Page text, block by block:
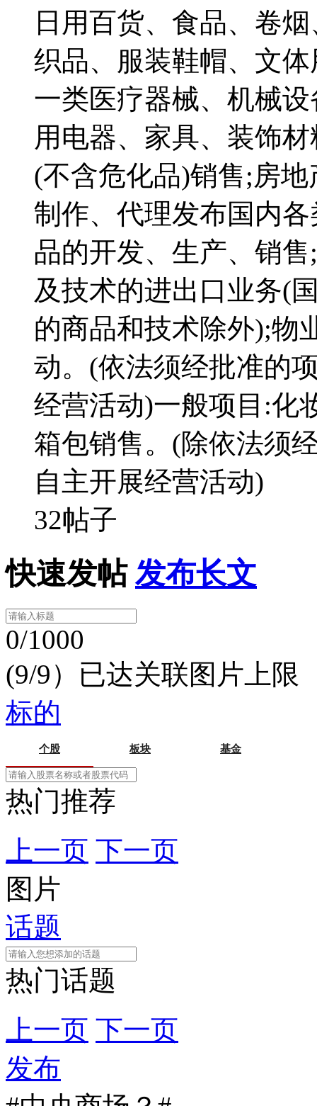
日用百货、食品、卷
织品、服装鞋帽、文
一类医疗器械、机械
用电器、家具、装饰
(不含危化品)销售;房
制作、代理发布国内
品的开发、生产、销
及技术的进出口业务(
的商品和技术除外);物
动。(依法须经批准的
经营活动)一般项目:化
箱包销售。(除依法须
自主开展经营活动)
32帖子
快速发帖 发布长文
0/1000
(9/9）已达关联图片上限
标的
个股 板块 基金
热门推荐
上一页 下一页
图片
话题
热门话题
上一页 下一页
发布